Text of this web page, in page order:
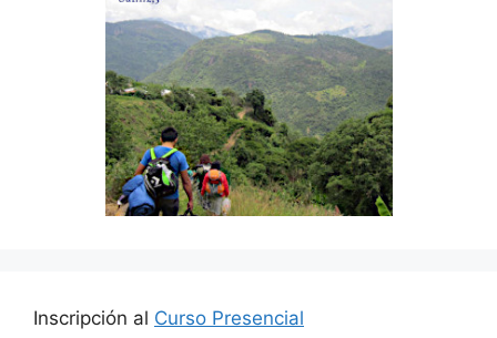
Inscripción al Curso Presencial